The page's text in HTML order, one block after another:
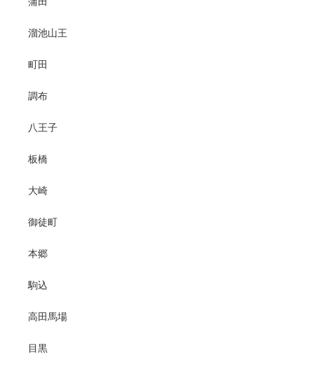
溜池山王
町田
調布
八王子
板橋
大崎
御徒町
本郷
駒込
高田馬場
目黒